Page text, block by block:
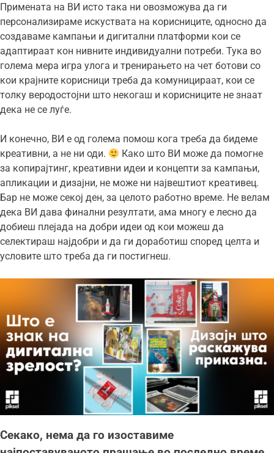
Примената на ВИ исто така ни овозможува да ги
персонализираме искуствата на корисниците, односно да
создаваме кампањи и дигитални платформи кои се
адаптираат кон нивните индивидуални потреби. Тука во
голема мера игра улога и тренирањето на чет ботови со
кои крајните корисници треба да комуницираат, кои се
толку веродостојни што некогаш и корисниците не знаат
дека не се луѓе.
И конечно, ВИ е од голема помош кога треба да бидеме
креативни, а не ни оди.
Како што ВИ може да помогне
за копирајтинг, креативни идеи и концепти за кампањи,
апликации и дизајни, не може ни највештиот креативец.
Бар не може секој ден, за целото работно време. Не велам
дека ВИ дава финални резултати, ама многу е лесно да
добиеш плејада на добри идеи од кои можеш да
селектираш најдобри и да ги доработиш според целта и
условите што треба да ги постигнеш.
Секако, нема да го изоставиме